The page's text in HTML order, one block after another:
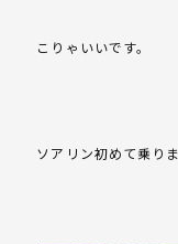
こりゃいいです。
ソアリン初めて乗り